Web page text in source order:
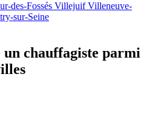
des-Fossés VillejuifVilleneuve-
sur-Seine
un chauffagiste parmi